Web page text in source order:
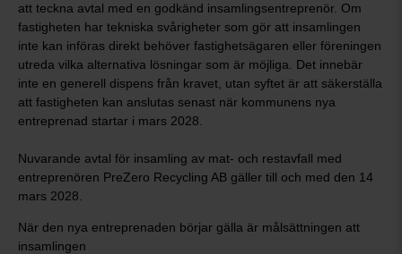
att teckna avtal med en godkänd insamlingsentreprenör. Om
fastigheten har tekniska svårigheter som gör att insamlingen
inte kan införas direkt behöver fastighetsägaren eller föreningen
utreda vilka alternativa lösningar som är möjliga. Det innebär
inte en generell dispens från kravet, utan syftet är att säkerställa
att fastigheten kan anslutas senast när kommunens nya
entreprenad startar i mars 2028.
Nuvarande avtal för insamling av mat- och restavfall med
entreprenören PreZero Recycling AB gäller till och med den 14
mars 2028.
När den nya entreprenaden börjar gälla är målsättningen att
insamlingen